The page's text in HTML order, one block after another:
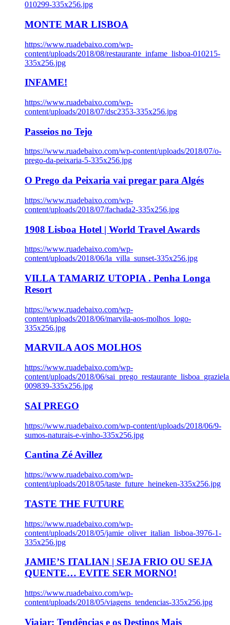
010299-335x256.jpg
MONTE MAR LISBOA
https://www.ruadebaixo.com/wp-
content/uploads/2018/08/restaurante_infame_lisboa-010215-
335x256.jpg
INFAME!
https://www.ruadebaixo.com/wp-
content/uploads/2018/07/dsc2353-335x256.jpg
Passeios no Tejo
https://www.ruadebaixo.com/wp-content/uploads/2018/07/o-
prego-da-peixaria-5-335x256.jpg
O Prego da Peixaria vai pregar para Algés
https://www.ruadebaixo.com/wp-
content/uploads/2018/07/fachada2-335x256.jpg
1908 Lisboa Hotel | World Travel Awards
https://www.ruadebaixo.com/wp-
content/uploads/2018/06/la_villa_sunset-335x256.jpg
VILLA TAMARIZ UTOPIA . Penha Longa
Resort
https://www.ruadebaixo.com/wp-
content/uploads/2018/06/marvila-aos-molhos_logo-
335x256.jpg
MARVILA AOS MOLHOS
https://www.ruadebaixo.com/wp-
content/uploads/2018/06/
009839-335x256.jpg
SAI PREGO
https://www.ruadebaixo.com/wp-content/uploads/2018/06/9-
sumos-naturais-e-vinho-335x256.jpg
Cantina Zé Avillez
https://www.ruadebaixo.com/wp-
content/uploads/2018/05/taste_future_heineken-335x256.jpg
TASTE THE FUTURE
https://www.ruadebaixo.com/wp-
content/uploads/2018/05/jamie_oliver_italian_lisboa-3976-1-
335x256.jpg
JAMIE’S ITALIAN | SEJA FRIO OU SEJA
QUENTE… EVITE SER MORNO!
https://www.ruadebaixo.com/wp-
content/uploads/2018/05/viagens_tendencias-335x256.jpg
Viajar: Tendências e os Destinos Mais